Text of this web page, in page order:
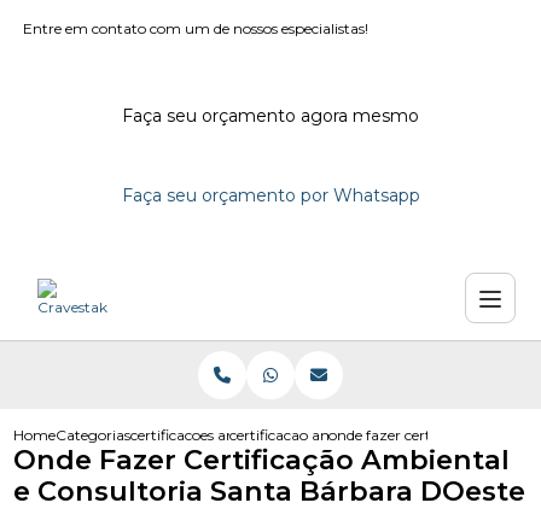
Entre em contato com um de nossos especialistas!
Faça seu orçamento agora mesmo
Faça seu orçamento por Whatsapp
HomeCategoriascertificacoes ambientaiscertificacao ambiental iso 14001
onde fazer certificacao
Onde Fazer Certificação Ambiental
e Consultoria Santa Bárbara DOeste